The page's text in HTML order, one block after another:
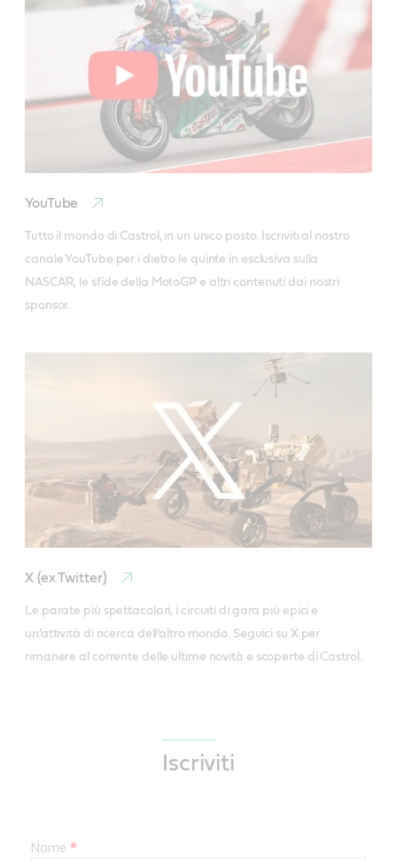
YouTube
Tutto il mondo di Castrol, in un unico posto. Iscriviti al nostro
canale YouTube per i dietro le quinte in esclusiva sulla
NASCAR, le sfide della MotoGP e altri contenuti dai nostri
sponsor.
X (ex Twitter)
Le parate più spettacolari, i circuiti di gara più epici e
un’attività di ricerca dell’altro mondo. Seguici su X per
rimanere al corrente delle ultime novità e scoperte di Castrol.
Iscriviti